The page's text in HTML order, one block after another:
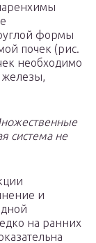
формы
почек (рис.
необходимо
железы,
система не
и
на ранних